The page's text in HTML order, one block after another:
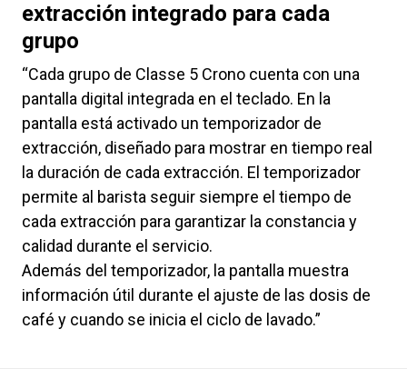
extracción integrado para cada
grupo
“Cada grupo de Classe 5 Crono cuenta con una
pantalla digital integrada en el teclado. En la
pantalla está activado un temporizador de
extracción, diseñado para mostrar en tiempo real
la duración de cada extracción. El temporizador
permite al barista seguir siempre el tiempo de
cada extracción para garantizar la constancia y
calidad durante el servicio.
Además del temporizador, la pantalla muestra
información útil durante el ajuste de las dosis de
café y cuando se inicia el ciclo de lavado.”